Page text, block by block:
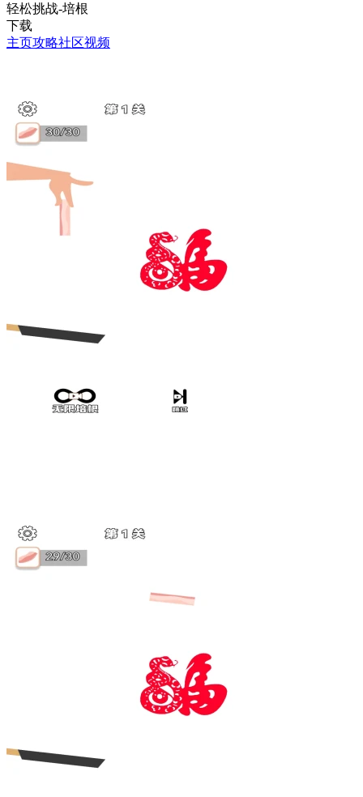
轻松挑战-培根
下载
主页攻略社区视频